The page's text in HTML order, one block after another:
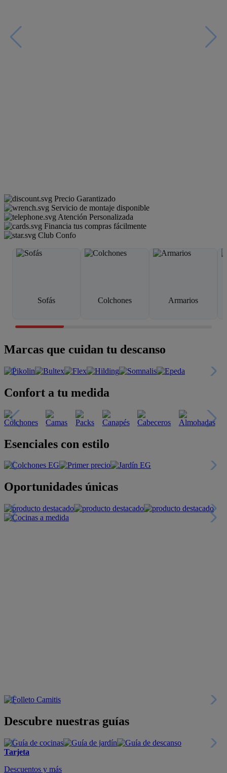
Precio Garantizado
Servicio de montaje disponible
Atención Personalizada
Financia tus compras fácilmente
Club Confo
Sofás Colchones Armarios
Marcas que cuidan tu descanso
Confort a tu medida
Esenciales con estilo
Oportunidades únicas
Descubre nuestras guías
Tarjeta
Descuentos y más